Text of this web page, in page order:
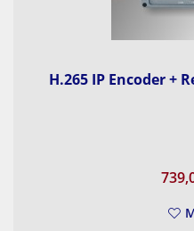
H.265 IP Encoder +